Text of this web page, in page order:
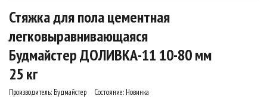
Стяжка для пола цементная
легковыравнивающаяся
Будмайстер ДОЛИВКА-11 10-80 мм
25 кг
Производитель: Будмайстер Состояние: Новинка